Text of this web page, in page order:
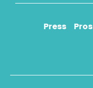
Press Pros